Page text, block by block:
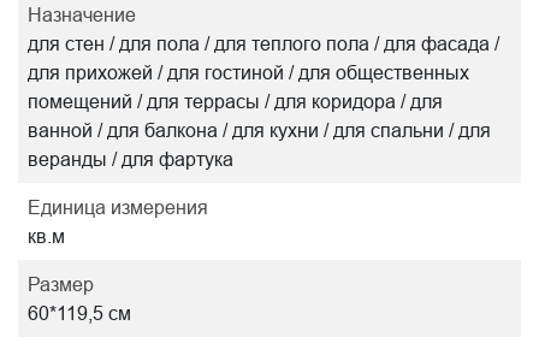
Назначение
для стен / для пола / для теплого пола / для фасада /
для прихожей / для гостиной / для общественных
помещений / для террасы / для коридора / для
ванной / для балкона / для кухни / для спальни / для
веранды / для фартука
Единица измерения
кв.м
Размер
60*119,5 см